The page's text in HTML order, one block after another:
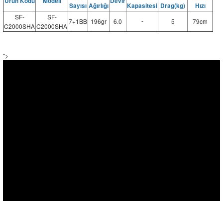
Sayısı Ağırlığı
Kapasitesi Drag(kg)
Hızı
SF-
C2000SHA
SF-
C2000SHA
7+1BB 196gr 6.0 - 5 79cm
">